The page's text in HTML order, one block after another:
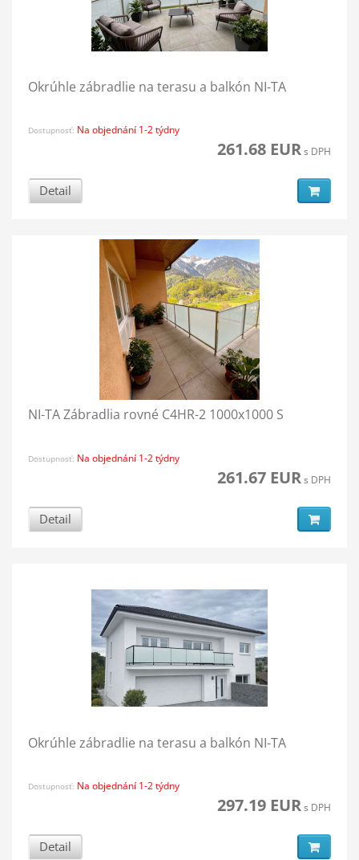
Okrúhle zábradlie na terasu a balkón NI-TA
Dostupnosť: Na objednání 1-2 týdny
261.68 EURs DPH
Detail
NI-TA Zábradlia rovné C4HR-2 1000x1000 S
Dostupnosť: Na objednání 1-2 týdny
261.67 EURs DPH
Detail
Okrúhle zábradlie na terasu a balkón NI-TA
Dostupnosť: Na objednání 1-2 týdny
297.19 EURs DPH
Detail